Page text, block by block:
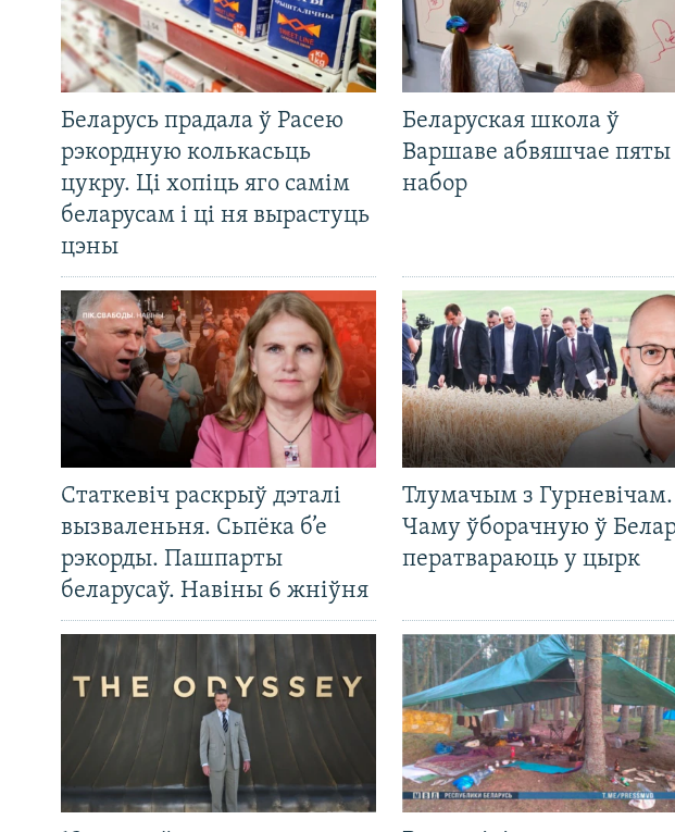
Беларусь прадала ў Расею
рэкордную колькасьць
цукру. Ці хопіць яго самім
беларусам і ці ня вырастуць
цэны
Беларуская школа ў
Варшаве абвяшчае пяты
набор
Статкевіч раскрыў дэталі
вызваленьня. Сьпёка б’е
рэкорды. Пашпарты
беларусаў. Навіны 6 жніўня
Тлумачым з Гурневічам.
Чаму ўборачную ў
ператвараюць у цырк